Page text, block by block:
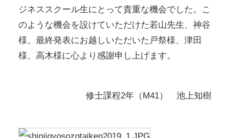
ジネススクール生にとって貴重な機会でした。こ
のような機会を設けていただけた若山先生、神谷
様、最終発表にお越しいただいた戸祭様、津田
様、高木様に心より感謝申し上げます。
修士課程2年（M41） 池上知樹